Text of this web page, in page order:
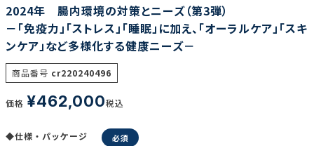
リセット
2024年 腸内環境の対策とニーズ（第3弾）
－「免疫力」「ストレス」「睡眠」に加え、「オーラルケア」「スキ
ンケア」など多様化する健康ニーズ－
商品番号 cr220240496
価格 ¥462,000税込
◆仕様・パッケージ